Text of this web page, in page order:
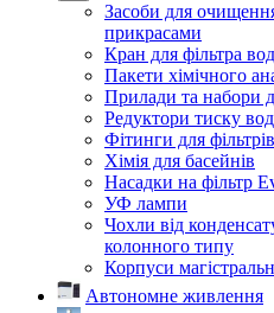
Засоби для
прикрасами
Кран для фільтра
Пакети хімічного
Прилади та набори
Редуктори тиску
Фітинги для
Хімія для басейнів
Насадки на фільтр
УФ лампи
Чохли від
колонного типу
Корпуси
Автономне живлення